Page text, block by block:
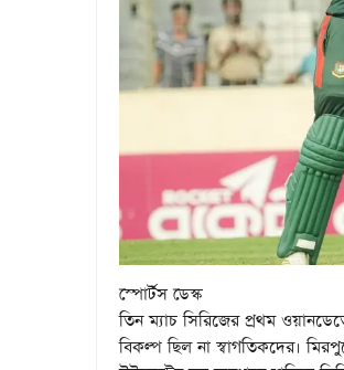
স্পোর্টস ডেস্ক
তিন ম্যাচ সিরিজের প্রথম
বিকল্প ছিল না স্বাগতিকদের।